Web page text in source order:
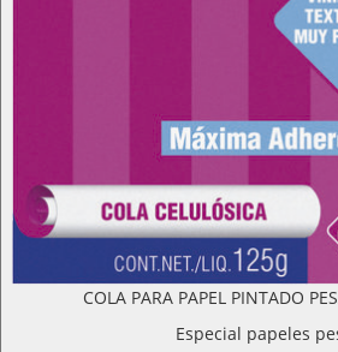
COLA PARA PAPEL PINTADO
Especial papeles